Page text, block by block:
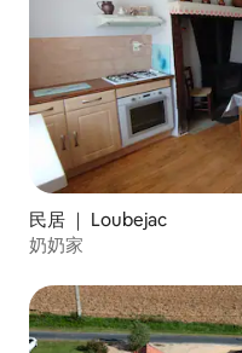
民居 ｜ Loubejac
奶奶家